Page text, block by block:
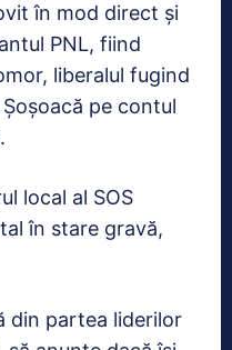
în mod direct și
PNL, fiind
liberalul fugind
pe contul
local al SOS
în stare gravă,
din partea liderilor